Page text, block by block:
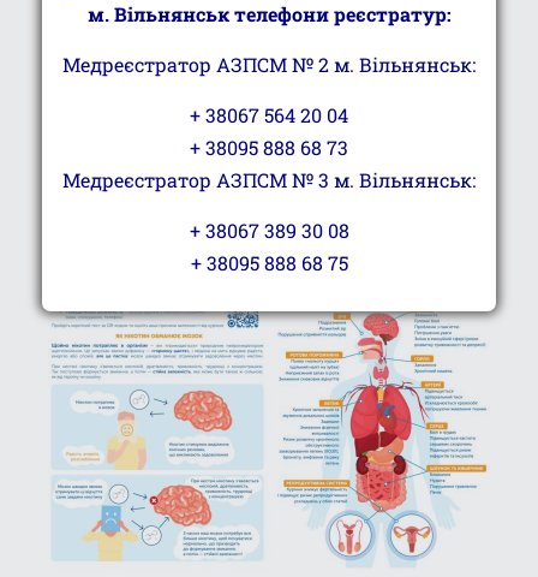
м. Вільнянськ телефони реєстратур:
Медреєстратор АЗПСМ № 2 м. Вільнянськ:
+ 38067 564 20 04
+ 38095 888 68 73
Медреєстратор АЗПСМ № 3 м. Вільнянськ:
+ 38067 389 30 08
+ 38095 888 68 75